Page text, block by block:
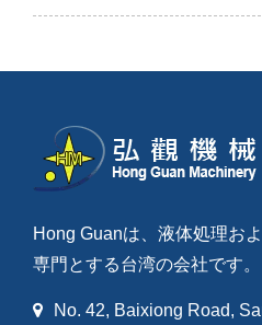
Hong Guanは、液体処理お
専門とする台湾の会社です。
No. 42, Baixiong Road,